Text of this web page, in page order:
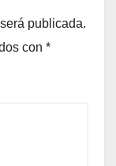
publicada.
con *